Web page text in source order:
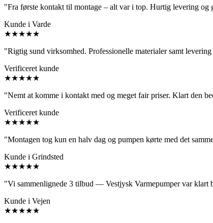
"Fra første kontakt til montage – alt var i top. Hurtig levering og
Kunde i Varde
★★★★★
"Rigtig sund virksomhed. Professionelle materialer samt
Verificeret kunde
★★★★★
"Nemt at komme i kontakt med og meget fair priser. Klart den
Verificeret kunde
★★★★★
"Montagen tog kun en halv dag og pumpen kørte med det
Kunde i Grindsted
★★★★★
"Vi sammenlignede 3 tilbud — Vestjysk Varmepumper var klart
Kunde i Vejen
★★★★★